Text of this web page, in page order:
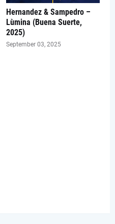
Hernandez & Sampedro –
Lùmina (Buena Suerte,
2025)
September 03, 2025